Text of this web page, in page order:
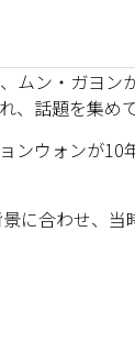
ムン・ガヨ
、話題を集め
ンウォンが
に合わせ、